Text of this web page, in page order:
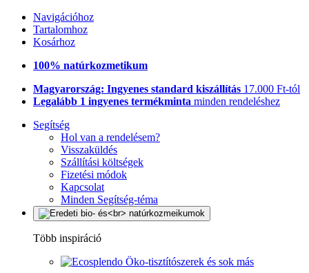
Navigációhoz
Tartalomhoz
Kosárhoz
100% natúrkozmetikum
Magyarország: Ingyenes standard kiszállítás 17.000 Ft-tól
Legalább 1 ingyenes termékminta minden rendeléshez
Segítség
Hol van a rendelésem?
Visszaküldés
Szállítási költségek
Fizetési módok
Kapcsolat
Minden Segítség-téma
Több inspiráció
Öko-tisztítószerek és sok más